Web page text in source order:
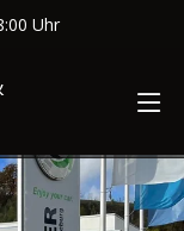
Uhr